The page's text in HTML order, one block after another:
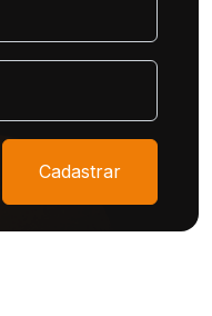
Cadastrar